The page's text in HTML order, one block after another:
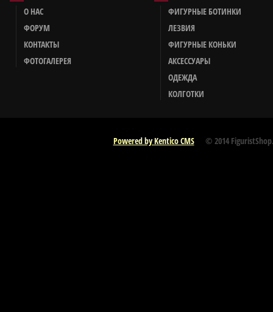
О НАС
ФОРУМ
КОНТАКТЫ
ФОТОГАЛЕРЕЯ
ФИГУРНЫЕ БОТИНКИ
ЛЕЗВИЯ
ФИГУРНЫЕ КОНЬКИ
АКСЕССУАРЫ
ОДЕЖДА
КОЛГОТКИ
Powered by Kentico CMS© 2014